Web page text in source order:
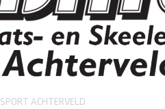
ACHTERVELD